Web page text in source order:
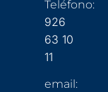
Teléfono:
926
63 10
11
email: